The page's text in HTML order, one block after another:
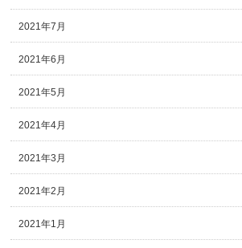
2021年7月
2021年6月
2021年5月
2021年4月
2021年3月
2021年2月
2021年1月